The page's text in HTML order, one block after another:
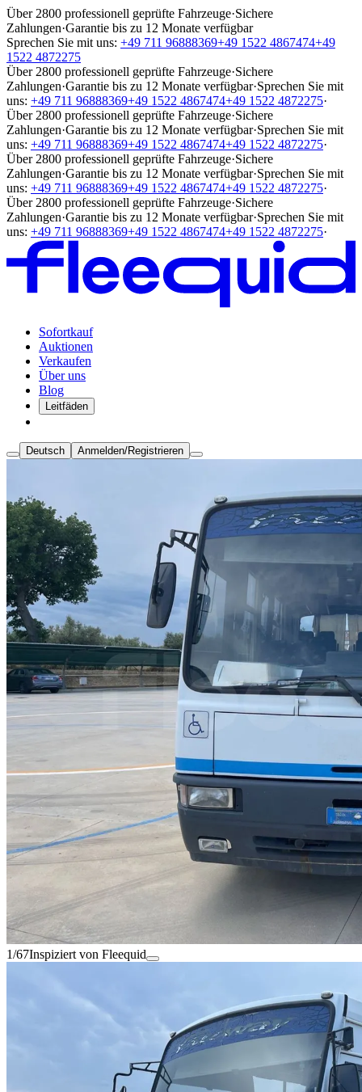
Über 2800 professionell geprüfte Fahrzeuge·Sichere
Zahlungen·Garantie bis zu 12 Monate verfügbar
Sprechen Sie mit uns: +49 711 96888369+49 1522 4867474+49
1522 4872275
Über 2800 professionell geprüfte Fahrzeuge·Sichere
Zahlungen·Garantie bis zu 12 Monate verfügbar·Sprechen Sie mit
uns: +49 711 96888369+49 1522 4867474+49 1522 4872275·
Über 2800 professionell geprüfte Fahrzeuge·Sichere
Zahlungen·Garantie bis zu 12 Monate verfügbar·Sprechen Sie mit
uns: +49 711 96888369+49 1522 4867474+49 1522 4872275·
Über 2800 professionell geprüfte Fahrzeuge·Sichere
Zahlungen·Garantie bis zu 12 Monate verfügbar·Sprechen Sie mit
uns: +49 711 96888369+49 1522 4867474+49 1522 4872275·
Über 2800 professionell geprüfte Fahrzeuge·Sichere
Zahlungen·Garantie bis zu 12 Monate verfügbar·Sprechen Sie mit
uns: +49 711 96888369+49 1522 4867474+49 1522 4872275·
Sofortkauf
Auktionen
Verkaufen
Über uns
Blog
Leitfäden
Deutsch Anmelden/Registrieren
1/67Inspiziert von Fleequid